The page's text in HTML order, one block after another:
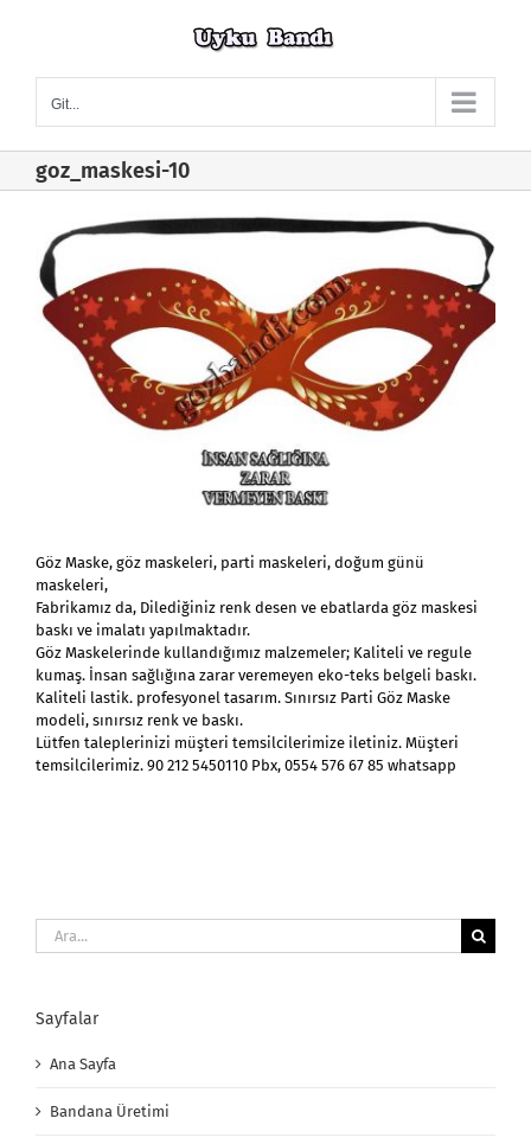
Git...
goz_maskesi-10
Göz Maske, göz maskeleri, parti maskeleri, doğum günü
maskeleri,
Fabrikamız da, Dilediğiniz renk desen ve ebatlarda göz maskesi
baskı ve imalatı yapılmaktadır.
Göz Maskelerinde kullandığımız malzemeler; Kaliteli ve regule
kumaş. İnsan sağlığına zarar veremeyen eko-teks belgeli baskı.
Kaliteli lastik. profesyonel tasarım. Sınırsız Parti Göz Maske
modeli, sınırsız renk ve baskı.
Lütfen taleplerinizi müşteri temsilcilerimize iletiniz. Müşteri
temsilcilerimiz. 90 212 5450110 Pbx, 0554 576 67 85 whatsapp
Ara:
Sayfalar
Ana Sayfa
Bandana Üretimi